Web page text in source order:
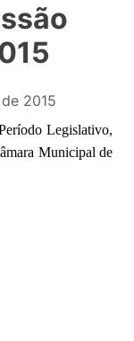
2015
Legislativo,
Municipal de